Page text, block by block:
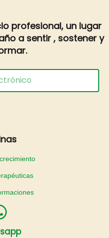
profesional, un lugar
a sentir , sostener y